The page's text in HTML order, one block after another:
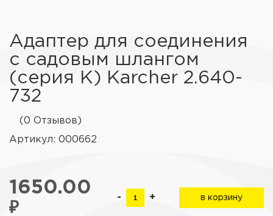
Адаптер для соединения
с садовым шлангом
(серия К) Karcher 2.640-
732
(0 Отзывов)
Артикул: 000662
1650.00
₽
- + в корзину